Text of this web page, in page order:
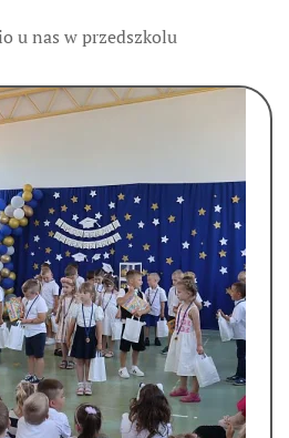
u nas w przedszkolu